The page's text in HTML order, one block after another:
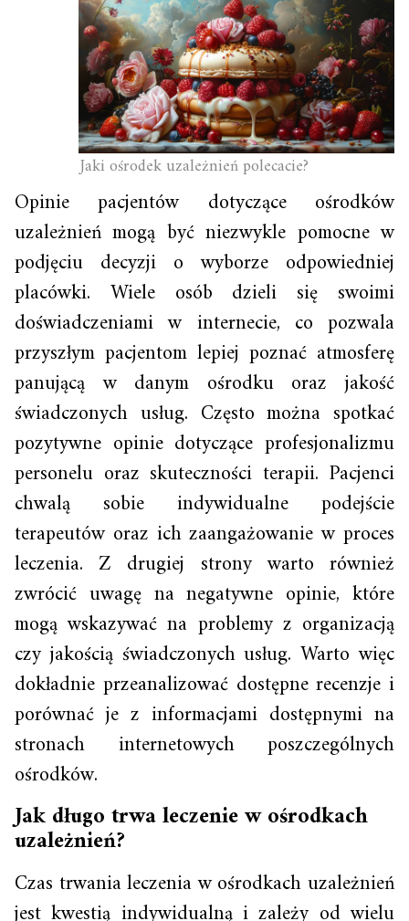
Jaki ośrodek uzależnień polecacie?
Opinie pacjentów dotyczące ośrodków
uzależnień mogą być niezwykle pomocne w
podjęciu decyzji o wyborze odpowiedniej
placówki. Wiele osób dzieli się swoimi
doświadczeniami w internecie, co pozwala
przyszłym pacjentom lepiej poznać atmosferę
panującą w danym ośrodku oraz jakość
świadczonych usług. Często można spotkać
pozytywne opinie dotyczące profesjonalizmu
personelu oraz skuteczności terapii. Pacjenci
chwalą sobie indywidualne podejście
terapeutów oraz ich zaangażowanie w proces
leczenia. Z drugiej strony warto również
zwrócić uwagę na negatywne opinie, które
mogą wskazywać na problemy z organizacją
czy jakością świadczonych usług. Warto więc
dokładnie przeanalizować dostępne recenzje i
porównać je z informacjami dostępnymi na
stronach internetowych poszczególnych
ośrodków.
Jak długo trwa leczenie w ośrodkach
uzależnień?
Czas trwania leczenia w ośrodkach uzależnień